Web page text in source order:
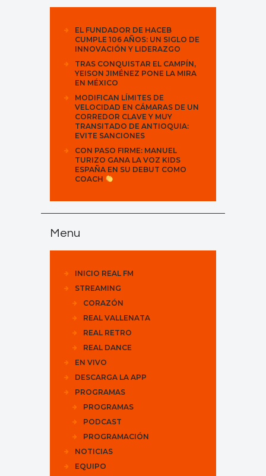
EL FUNDADOR DE HACEB
CUMPLE 106 AÑOS: UN SIGLO DE
INNOVACIÓN Y LIDERAZGO
TRAS CONQUISTAR EL CAMPÍN,
YEISON JIMÉNEZ PONE LA MIRA
EN MÉXICO
MODIFICAN LÍMITES DE
VELOCIDAD EN CÁMARAS DE UN
CORREDOR CLAVE Y MUY
TRANSITADO DE ANTIOQUIA:
EVITE SANCIONES
CON PASO FIRME: MANUEL
TURIZO GANA LA VOZ KIDS
ESPAÑA EN SU DEBUT COMO
COACH
Menu
INICIO REAL FM
STREAMING
CORAZÓN
REAL VALLENATA
REAL RETRO
REAL DANCE
EN VIVO
DESCARGA LA APP
PROGRAMAS
PROGRAMAS
PODCAST
PROGRAMACIÓN
NOTICIAS
EQUIPO